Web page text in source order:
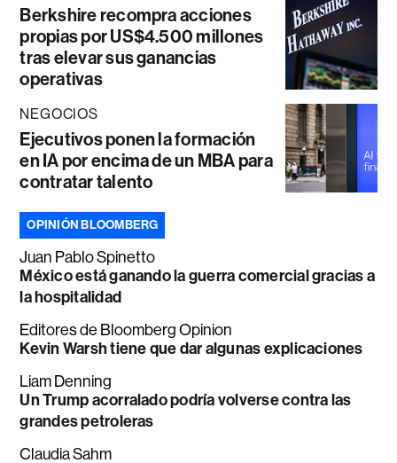
Berkshire recompra acciones
propias por US$4.500 millones
tras elevar sus ganancias
operativas
NEGOCIOS
Ejecutivos ponen la formación
en IA por encima de un MBA para
contratar talento
OPINIÓN BLOOMBERG
Juan Pablo Spinetto
México está ganando la guerra comercial gracias a
la hospitalidad
Editores de Bloomberg Opinion
Kevin Warsh tiene que dar algunas explicaciones
Liam Denning
Un Trump acorralado podría volverse contra las
grandes petroleras
Claudia Sahm